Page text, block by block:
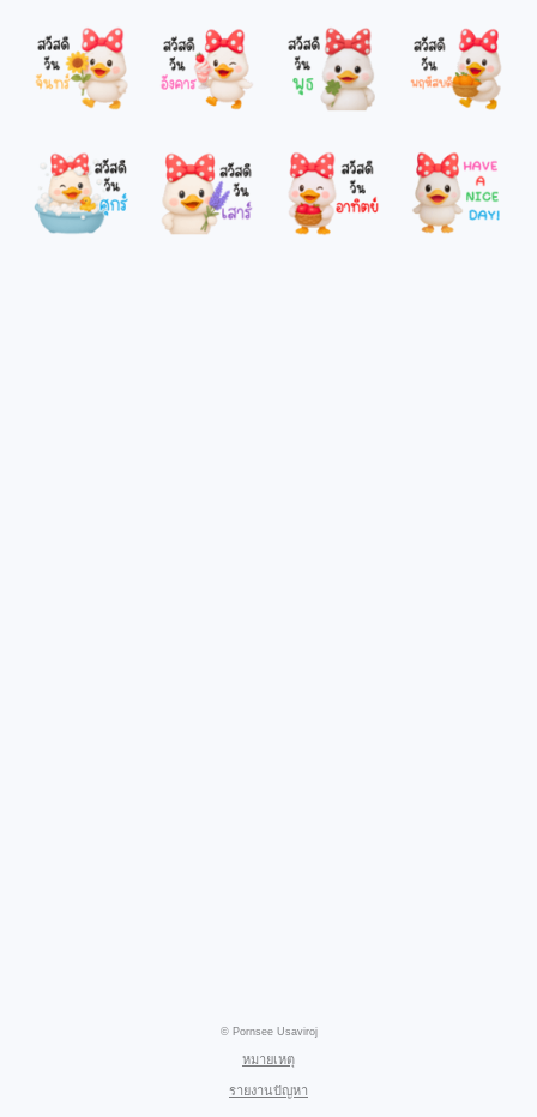
© Pornsee Usaviroj
หมายเหตุ
รายงานปัญหา